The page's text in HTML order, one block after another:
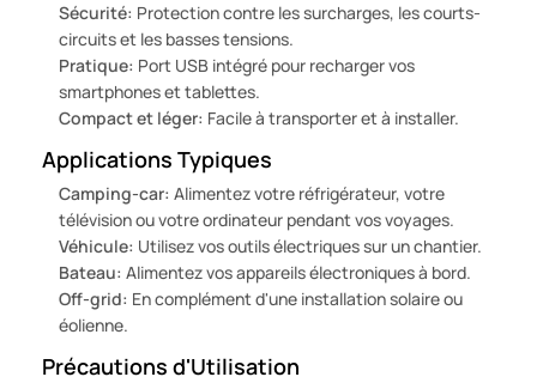
Sécurité: Protection contre les surcharges, les courts-
circuits et les basses tensions.
Pratique: Port USB intégré pour recharger vos
smartphones et tablettes.
Compact et léger: Facile à transporter et à installer.
Applications Typiques
Camping-car: Alimentez votre réfrigérateur, votre
télévision ou votre ordinateur pendant vos voyages.
Véhicule: Utilisez vos outils électriques sur un chantier.
Bateau: Alimentez vos appareils électroniques à bord.
Off-grid: En complément d'une installation solaire ou
éolienne.
Précautions d'Utilisation